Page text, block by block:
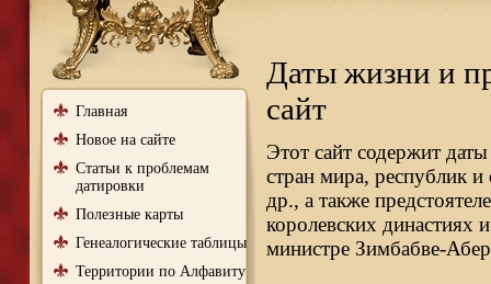
Главная
Новое на сайте
Статьи к проблемам
датировки
Полезные карты
Генеалогические таблицы
Территории по Алфавиту
Даты жизни и
сайт
Этот сайт содержит
стран мира, республик и
др., а также
королевских династиях
министре Зимбабве-